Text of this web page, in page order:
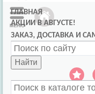
ГЛАВНАЯ
АКЦИИ В АВГУСТЕ!
ЗАКАЗ, ДОСТАВКА И
Найти